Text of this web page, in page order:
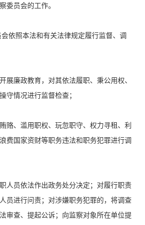
委员会的工作。
依照本法和有关法律规定履行监督、调
展廉政教育，对其依法履职、秉公用权、
守情况进行监督检查；
赂、滥用职权、玩忽职守、权力寻租、利
费国家资财等职务违法和职务犯罪进行调
人员依法作出政务处分决定；对履行职责
员进行问责；对涉嫌职务犯罪的，将调查
审查、提起公诉；向监察对象所在单位提